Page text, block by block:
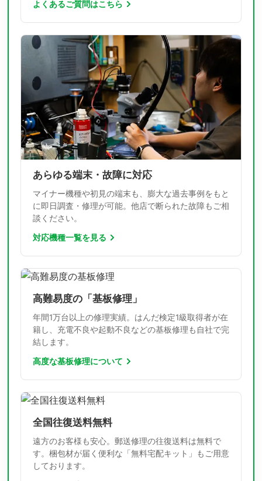
よくあるご質問はこちら
あらゆる端末・故障に対応
マイナー機種や初見の端末も、膨大な過去事例をもと
に即日調査・修理が可能。他店で断られた故障もご相
談ください。
対応機種一覧を見る
高難易度の「基板修理」
年間1万台以上の修理実績。はんだ検定1級取得者が在
籍し、充電不良や起動不良などの基板修理も自社で完
結します。
高度な基板修理について
全国往復送料無料
遠方のお客様も安心。郵送修理の往復送料は無料で
す。梱包材が届く便利な「無料宅配キット」もご用意
しております。